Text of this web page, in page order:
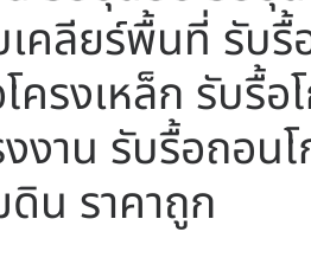
คลียร์พื้นที่ รับ
ครงเหล็ก รับรื้
งาน รับรื้อถอน
น ราคาถูก